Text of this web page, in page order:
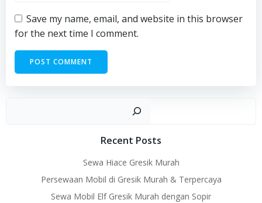
Save my name, email, and website in this browser
for the next time I comment.
Recent Posts
Sewa Hiace Gresik Murah
Persewaan Mobil di Gresik Murah & Terpercaya
Sewa Mobil Elf Gresik Murah dengan Sopir